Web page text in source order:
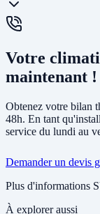
circuit de chauffage
produire votre eau
une chaudière gaz
Oui, un
proposons des
nettoyage des
des performances et
Votre
maintenant !
Obtenez votre bilan
48h. En tant
service du lundi au
Demander un devis
Plus d'informations
À explorer aussi